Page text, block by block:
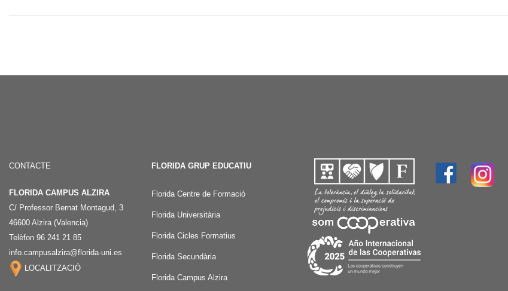
CONTACTE
FLORIDA CAMPUS ALZIRA
C/ Professor Bernat Montagud, 3
46600 Alzira (Valencia)
Telèfon 96 241 21 85
info.campusalzira@florida-uni.es
LOCALITZACIÓ
FLORIDA GRUP EDUCATIU
Florida Centre de Formació
Florida Universitària
Florida Cicles Formatius
Florida Secundària
Florida Campus Alzira